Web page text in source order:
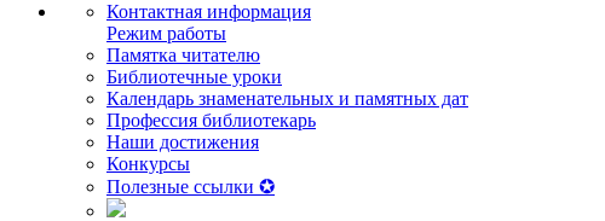
Контактная информация
Режим работы
Памятка читателю
Библиотечные уроки
Календарь знаменательных и памятных дат
Профессия библиотекарь
Наши достижения
Конкурсы
Полезные ссылки ✪